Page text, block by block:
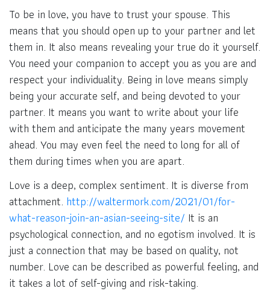
To be in love, you have to trust your spouse. This
means that you should open up to your partner and let
them in. It also means revealing your true do it yourself.
You need your companion to accept you as you are and
respect your individuality. Being in love means simply
being your accurate self, and being devoted to your
partner. It means you want to write about your life
with them and anticipate the many years movement
ahead. You may even feel the need to long for all of
them during times when you are apart.
Love is a deep, complex sentiment. It is diverse from
attachment. http://waltermork.com/2021/01/for-
what-reason-join-an-asian-seeing-site/ It is an
psychological connection, and no egotism involved. It is
just a connection that may be based on quality, not
number. Love can be described as powerful feeling, and
it takes a lot of self-giving and risk-taking.